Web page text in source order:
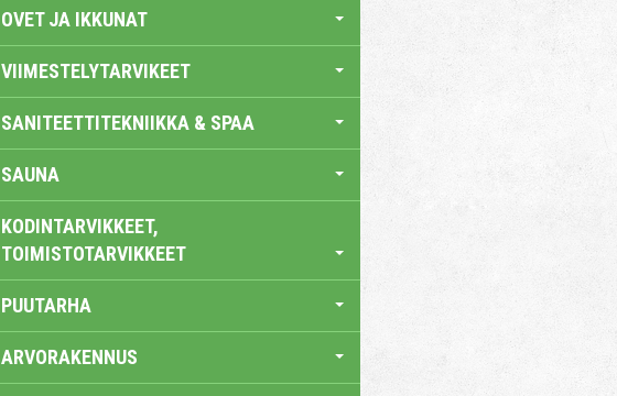
OVET JA IKKUNAT
VIIMESTELYTARVIKEET
SANITEETTITEKNIIKKA & SPAA
SAUNA
KODINTARVIKKEET,
TOIMISTOTARVIKKEET
PUUTARHA
ARVORAKENNUS